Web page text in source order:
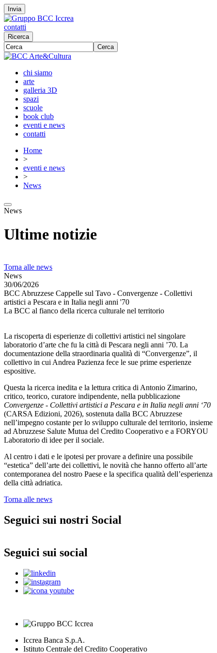
Invia
contatti
Ricerca
Cerca
chi siamo
arte
galleria 3D
spazi
scuole
book club
eventi e news
contatti
Home
>
eventi e news
>
News
News
Ultime notizie
Torna alle news
News
30/06/2026
BCC Abruzzese Cappelle sul Tavo - Convergenze - Collettivi
artistici a Pescara e in Italia negli anni '70
La BCC al fianco della ricerca culturale nel territorio
La riscoperta di esperienze di collettivi artistici nel singolare
laboratorio d’arte che fu la città di Pescara negli anni ’70. La
documentazione della straordinaria qualità di “Convergenze”, il
collettivo in cui Andrea Pazienza fece le sue prime esperienze
espositive.
Questa la ricerca inedita e la lettura critica di Antonio Zimarino,
critico, teorico, curatore indipendente, nella pubblicazione
Convergenze - Collettivi artistici a Pescara e in Italia negli anni ‘70
(CARSA Edizioni, 2026), sostenuta dalla BCC Abruzzese
nell’impegno costante per lo sviluppo culturale del territorio, insieme
ad Abruzzese Salute Mutua del Credito Cooperativo e a FORYOU
Laboratorio di idee per il sociale.
Al centro i dati e le ipotesi per provare a definire una possibile
“estetica” dell’arte dei collettivi, le novità che hanno offerto all’arte
contemporanea del nostro Paese e la specifica qualità dell’esperienza
della città adriatica.
Torna alle news
Seguici sui nostri Social
Seguici sui social
Iccrea Banca S.p.A.
Istituto Centrale del Credito Cooperativo